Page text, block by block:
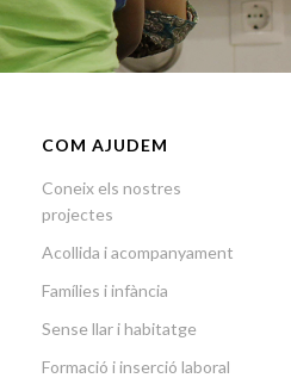
COM AJUDEM
Coneix els nostres
projectes
Acollida i acompanyament
Famílies i infància
Sense llar i habitatge
Formació i inserció laboral